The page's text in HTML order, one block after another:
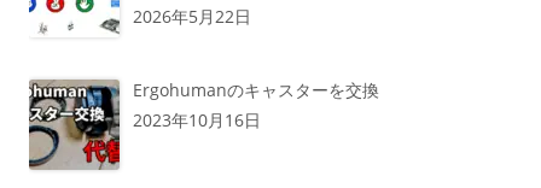
2026年5月22日
Ergohumanのキャスターを交換
2023年10月16日